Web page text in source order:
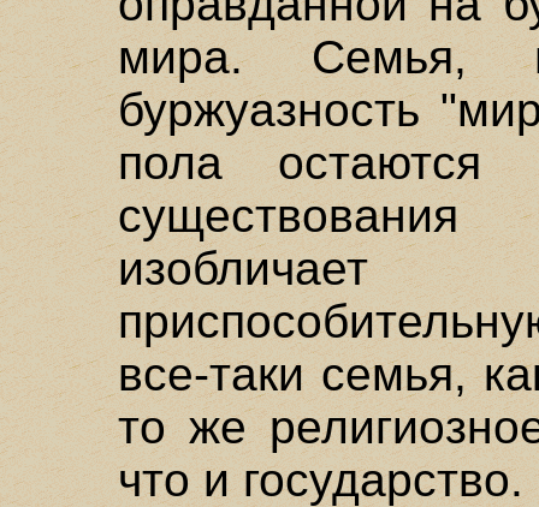
мира. Семья,
буржуазность
пола остаются
все-таки семья,
то же
что и государство.